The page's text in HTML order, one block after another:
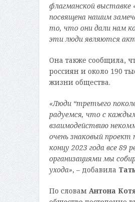
флагманской выставке
посвящена нашим
то, что они дали нам
эти люди являются
Она также сообщила,
россиян и около 190
жизни общества.
«Люди “третьего
радуемся, что с
взаимодействию
очень знаковый проект
концу 2023 года все 89
организациями мы
ухода», – добавила
По словам Антона